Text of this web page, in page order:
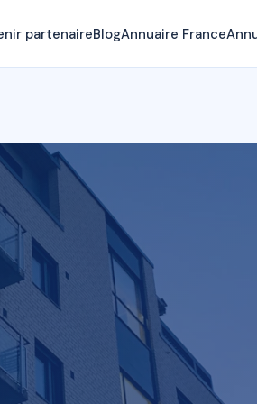
partenaireBlogAnnuaire France